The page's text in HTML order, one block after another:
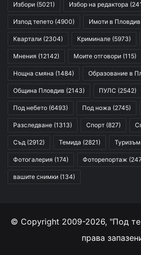
Избори (5021) Избор на редактора
Изпод тепето (4900) Имоти в Пловдив
Квартали (2304) Криминале (5973)
Мнения (12142) Моите отговори (115)
Нощна смяна (1484) Образование в
Община Пловдив (2143) ПУЛС (2542)
Под небето (6493) Под ножа (2745)
Разследване (1313) Спорт (827)
Съд (2912) Темида (2821) Туризъм
Фотогалерия (174) Фоторепортаж
вашите снимки (134)
© Copyright 2009-2026, "Под
права